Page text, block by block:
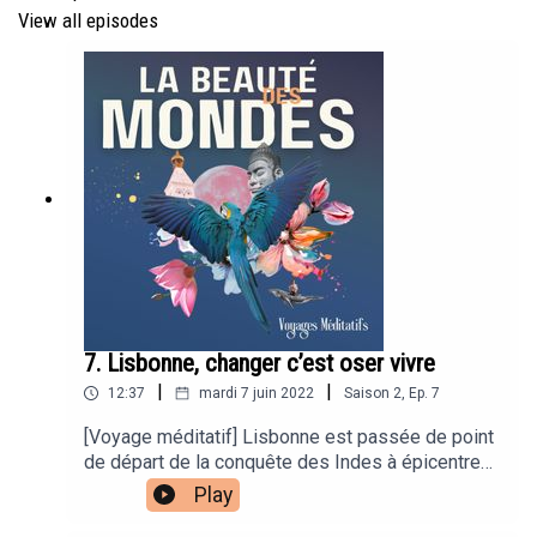
Musique originale : Aurélien Bony, Studio Marcaurel |
Production : Sons et Merveilles
View all episodes
7. Lisbonne, changer c’est oser vivre
12:37 | mardi 7 juin 2022 | Saison 2, Ep. 7
[Voyage méditatif] Lisbonne est passée de point
de départ de la conquête des Indes à épicentre
de la tech européenne. Autant dire qu’elle a fait du
changement son identité. Et qui de mieux pour
Play